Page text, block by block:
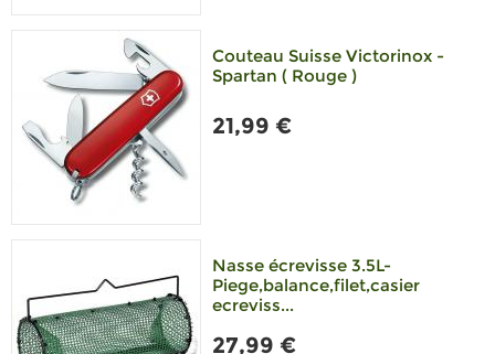
Couteau Suisse Victorinox -
Spartan ( Rouge )
21,99 €
Nasse écrevisse 3.5L-
Piege,balance,filet,casier
ecreviss...
27,99 €